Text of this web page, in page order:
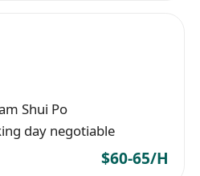
Shui Po
day negotiable
$60-65/H